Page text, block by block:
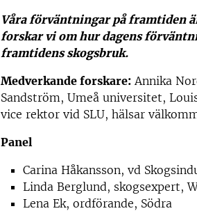
Våra förväntningar på framtiden
forskar vi om hur dagens
framtidens skogsbruk.
Medverkande forskare: Annika
Sandström, Umeå universitet,
vice rektor vid SLU, hälsar
Panel
Carina Håkansson, vd
Linda Berglund, skogsexpert,
Lena Ek, ordförande, Södra